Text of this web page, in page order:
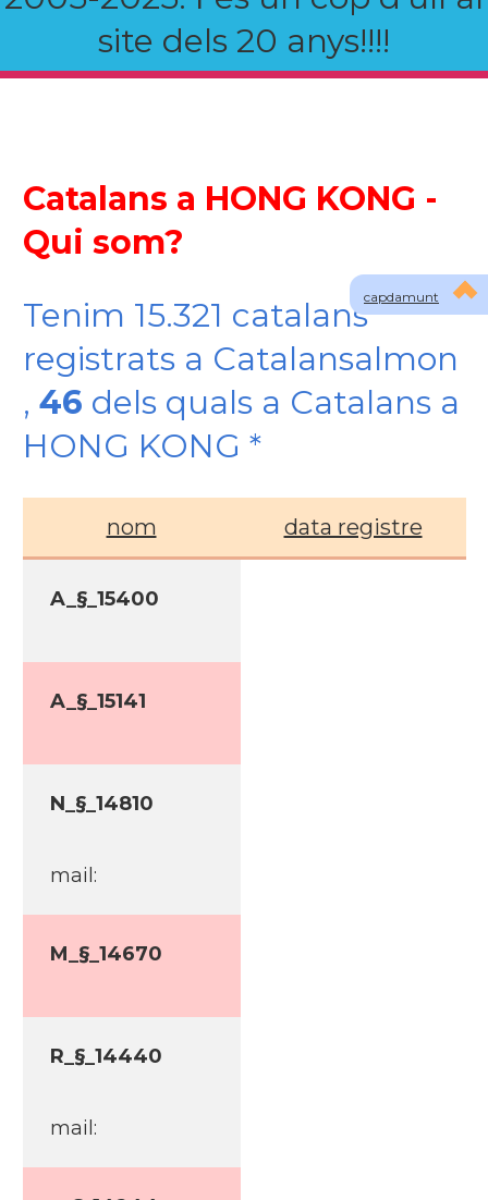
site dels 20 anys!!!!
capdamunt
Catalans a HONG KONG -
Qui som?
Tenim 15.321 catalans
registrats a Catalansalmon
, 46 dels quals a Catalans a
HONG KONG *
nom data registre
A_§_15400
A_§_15141
N_§_14810
mail:
M_§_14670
R_§_14440
mail: